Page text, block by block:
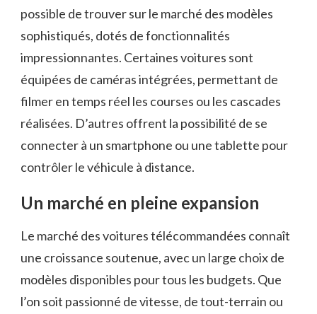
possible de trouver sur le marché des modèles
sophistiqués, dotés de fonctionnalités
impressionnantes. Certaines voitures sont
équipées de caméras intégrées, permettant de
filmer en temps réel les courses ou les cascades
réalisées. D’autres offrent la possibilité de se
connecter à un smartphone ou une tablette pour
contrôler le véhicule à distance.
Un marché en pleine expansion
Le marché des voitures télécommandées connaît
une croissance soutenue, avec un large choix de
modèles disponibles pour tous les budgets. Que
l’on soit passionné de vitesse, de tout-terrain ou